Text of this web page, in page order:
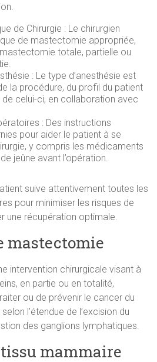
de Chirurgie : Le chirurgien
de mastectomie appropriée,
mastectomie totale, partielle ou
: Le type d’anesthésie est
la procédure, du profil du patient
celui-ci, en collaboration avec
: Des instructions
pour aider le patient à se
y compris les médicaments
jeûne avant l’opération.
suive attentivement toutes les
pour minimiser les risques de
une récupération optimale.
mastectomie
intervention chirurgicale visant à
en partie ou en totalité,
ou de prévenir le cancer du
l’étendue de l’excision du
des ganglions lymphatiques.
tissu mammaire